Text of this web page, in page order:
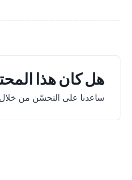
هل كان هذا
ساعدنا على التحسّن من خلال